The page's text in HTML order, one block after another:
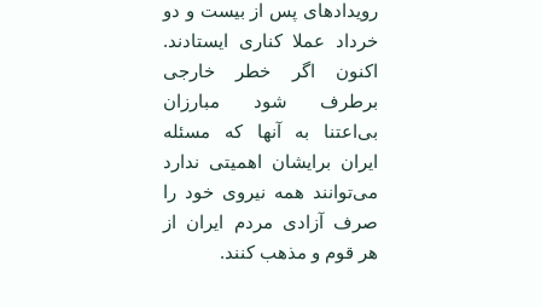
رویداد‌های پس از بیست و دو
خرداد عملا کناری ایستادند.
اکنون اگر خطر خارجی
برطرف شود مبارزان
بی‌اعتنا به آنها که مسئله
ایران برایشان اهمیتی ندارد
می‌توانند همه نیروی خود را
صرف آزادی مردم ایران از
هر قوم و مذهب کنند.